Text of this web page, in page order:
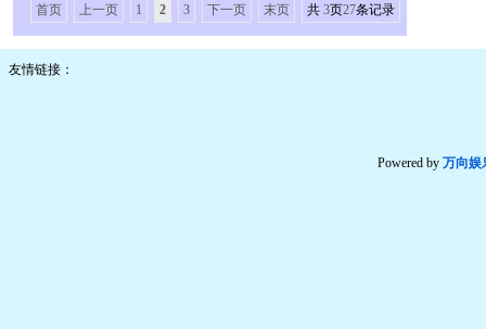
首页 上一页 1 2 3 下一页 末页 共 3页27条记录
友情链接：
Powered by 万向娱